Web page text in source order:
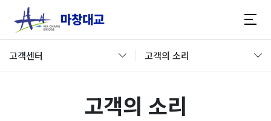
고객센터 고객의 소리
고객의 소리